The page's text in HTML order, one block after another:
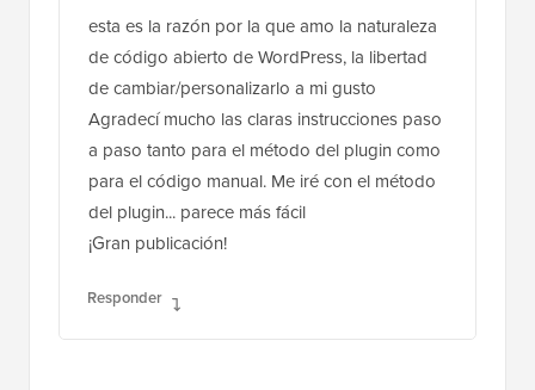
esta es la razón por la que amo la naturaleza
de código abierto de WordPress, la libertad
de cambiar/personalizarlo a mi gusto
Agradecí mucho las claras instrucciones paso
a paso tanto para el método del plugin como
para el código manual. Me iré con el método
del plugin... parece más fácil
¡Gran publicación!
Responder